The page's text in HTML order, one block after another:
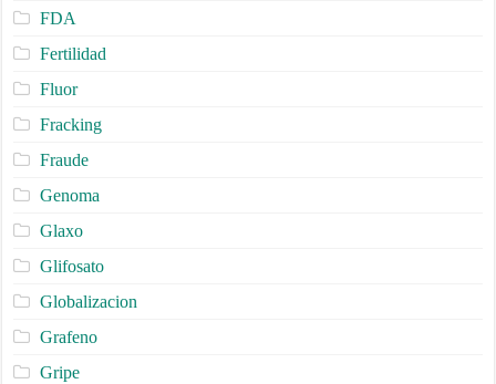
FDA
Fertilidad
Fluor
Fracking
Fraude
Genoma
Glaxo
Glifosato
Globalizacion
Grafeno
Gripe